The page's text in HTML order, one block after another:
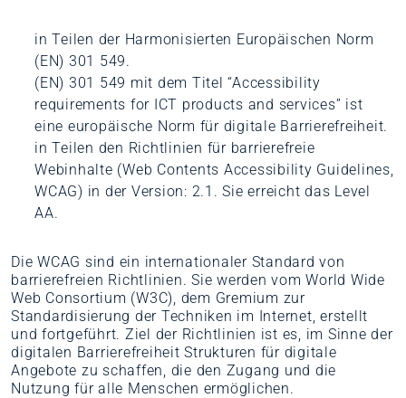
in Teilen der Harmonisierten Europäischen Norm
(EN) 301 549.
(EN) 301 549 mit dem Titel “Accessibility
requirements for ICT products and services” ist
eine europäische Norm für digitale Barrierefreiheit.
in Teilen den Richtlinien für barrierefreie
Webinhalte (Web Contents Accessibility Guidelines,
WCAG) in der Version: 2.1. Sie erreicht das Level
AA.
Die WCAG sind ein internationaler Standard von
barrierefreien Richtlinien. Sie werden vom World Wide
Web Consortium (W3C), dem Gremium zur
Standardisierung der Techniken im Internet, erstellt
und fortgeführt. Ziel der Richtlinien ist es, im Sinne der
digitalen Barrierefreiheit Strukturen für digitale
Angebote zu schaffen, die den Zugang und die
Nutzung für alle Menschen ermöglichen.